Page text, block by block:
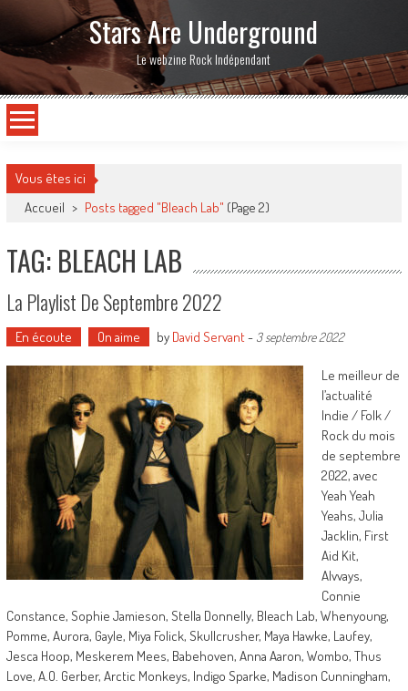
Stars Are Underground
Le webzine Rock Indépendant
Vous êtes ici
Accueil > Posts tagged "Bleach Lab" (Page 2)
TAG: BLEACH LAB
La Playlist De Septembre 2022
En écoute On aime by David Servant- 3 septembre 2022
Le meilleur de
l’actualité
Indie / Folk /
Rock du mois
de septembre
2022, avec
Yeah Yeah
Yeahs, Julia
Jacklin, First
Aid Kit,
Alvvays,
Connie
Constance, Sophie Jamieson, Stella Donnelly, Bleach Lab, Whenyoung,
Pomme, Aurora, Gayle, Miya Folick, Skullcrusher, Maya Hawke, Laufey,
Jesca Hoop, Meskerem Mees, Babehoven, Anna Aaron, Wombo, Thus
Love, A.O. Gerber, Arctic Monkeys, Indigo Sparke, Madison Cunningham,